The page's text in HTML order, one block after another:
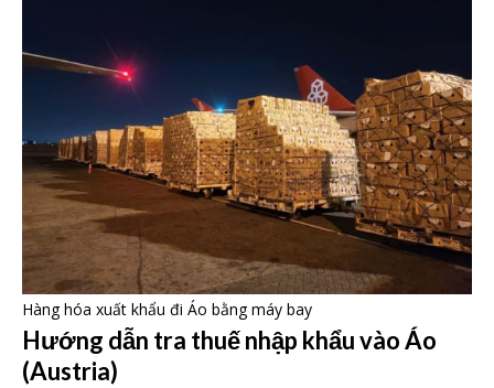
Hàng hóa xuất khẩu đi Áo bằng máy bay
Hướng dẫn tra thuế nhập khẩu vào Áo
(Austria)